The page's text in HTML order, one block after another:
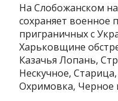
На Слобожанском
сохраняет военное
приграничных с
Харьковщине
Казачья Лопань,
Нескучное,
Охримовка, Черное